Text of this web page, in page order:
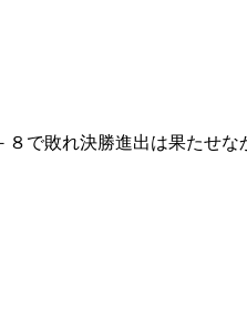
で敗れ決勝進出は果たせな